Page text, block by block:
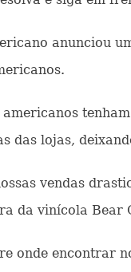
anunciou
das lojas,
vendas
da vinícola Bear
onde encontrar